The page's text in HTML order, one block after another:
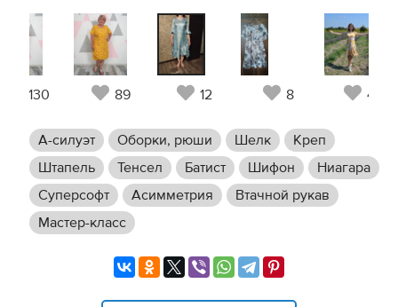
130 89 12 8 41
А-силуэт Оборки, рюши Шелк
Креп
Штапель
Тенсел Батист Шифон
Ниагара
Суперсофт
Асимметрия
Втачной рукав
Мастер-класс